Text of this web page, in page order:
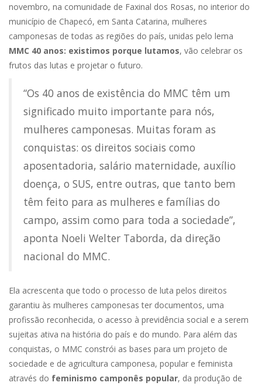
novembro, na comunidade de Faxinal dos Rosas, no interior do
município de Chapecó, em Santa Catarina, mulheres
camponesas de todas as regiões do país, unidas pelo lema
MMC 40 anos: existimos porque lutamos, vão celebrar os
frutos das lutas e projetar o futuro.
“Os 40 anos de existência do MMC têm um
significado muito importante para nós,
mulheres camponesas. Muitas foram as
conquistas: os direitos sociais como
aposentadoria, salário maternidade, auxílio
doença, o SUS, entre outras, que tanto bem
têm feito para as mulheres e famílias do
campo, assim como para toda a sociedade”,
aponta Noeli Welter Taborda, da direção
nacional do MMC.
Ela acrescenta que todo o processo de luta pelos direitos
garantiu às mulheres camponesas ter documentos, uma
profissão reconhecida, o acesso à previdência social e a serem
sujeitas ativa na história do país e do mundo. Para além das
conquistas, o MMC constrói as bases para um projeto de
sociedade e de agricultura camponesa, popular e feminista
através do feminismo camponês popular, da produção de